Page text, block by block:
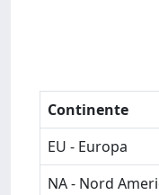
Continente
EU - Europa
NA - Nord